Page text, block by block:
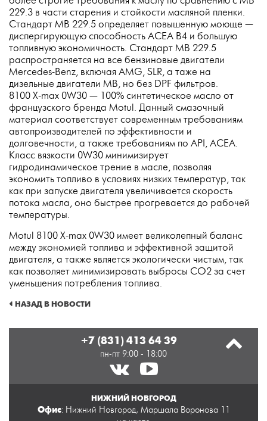
229.3 в части старения и стойкости масляной пленки.
Стандарт MB 229.5 определяет повышенную моюще —
диспергирующую способность АСЕА В4 и большую
топливную экономичность. Стандарт MB 229.5
распространяется на все бензиновые двигатели
Mercedes-Benz, включая AMG, SLR, а таже на
дизельные двигатели MB, но без DPF фильтров.
8100 X-max 0W30 — 100% синтетическое масло от
французского бренда Motul. Данный смазочный
материал соответствует современным требованиям
автопроизводителей по эффективности и
долговечности, а также требованиям по API, ACEA.
Класс вязкости 0W30 минимизирует
гидродинамическое трение в масле, позволяя
экономить топливо в условиях низких температур, так
как при запуске двигателя увеличивается скорость
потока масла, оно быстрее прогревается до рабочей
температуры.
Motul 8100 X-max 0W30 имеет великолепный баланс
между экономией топлива и эффективной защитой
двигателя, а также является экологически чистым, так
как позволяет минимизировать выбросы СО2 за счет
уменьшения потребления топлива.
НАЗАД В НОВОСТИ
+7 (831) 413 64 39
пн-пт 9:00 - 18:00
НИЖНИЙ НОВГОРОД
Офис: Нижний Новгород, Маршала Воронова 11